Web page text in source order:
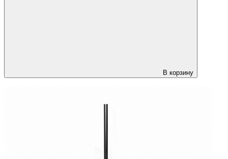
В корзину